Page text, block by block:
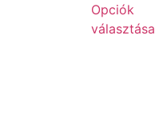
Opciók
választása